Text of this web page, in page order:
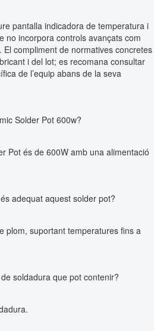
pantalla indicadora de temperatura i
no incorpora controls avançats com
compliment de normatives concretes
i del lot; es recomana consultar
de l’equip abans de la seva
Solder Pot 600w?
Pot és de 600W amb una alimentació
adequat aquest solder pot?
plom, suportant temperatures fins a
soldadura que pot contenir?